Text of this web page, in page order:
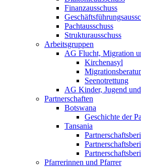
Finanzausschuss
Pachtausschuss
Strukturausschuss
Arbeitsgruppen
AG Flucht, Migration
Kirchenasyl
Seenotrettung
AG Kinder, Jugend
Partnerschaften
Botswana
Geschichte der
Tansania
Pfarrerinnen und Pfarrer